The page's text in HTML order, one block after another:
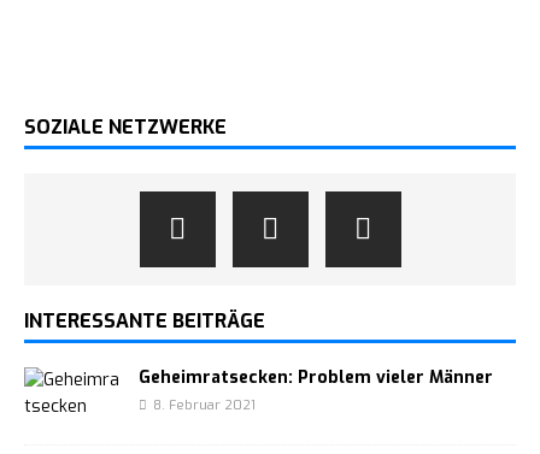
SOZIALE NETZWERKE
INTERESSANTE BEITRÄGE
Geheimratsecken: Problem vieler Männer
8. Februar 2021